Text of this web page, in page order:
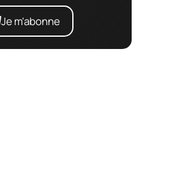
Je m'abonne